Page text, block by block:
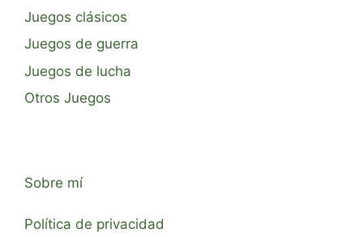
Juegos clásicos
Juegos de guerra
Juegos de lucha
Otros Juegos
Sobre mí
Política de privacidad